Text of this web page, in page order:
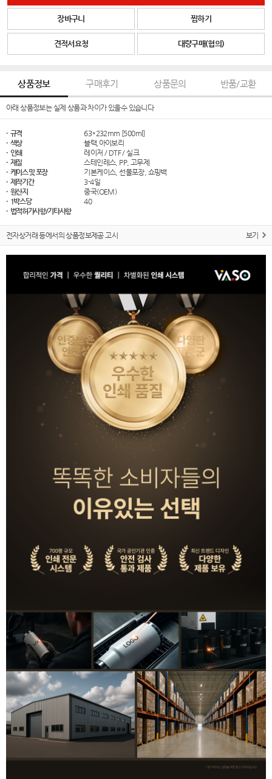
장바구니 찜하기
견적서요청 대량구매(협의)
상품정보 구매후기 상품문의 반품/교환
아래 상품정보는 실제 상품과 차이가 있을수 있습니다
· 규격
63*232mm [500ml]
· 색상
블랙,아이보리
· 인쇄
레이저 / DTF / 실크
· 재질
스테인레스, PP, 고무제
· 케이스 및 포장
기본케이스, 선물포장, 쇼핑백
· 제작기간
3-4일
· 원산지
중국(OEM)
· 1박스당
40
· 법적허가사항/기타사항
전자상거래 등에서의 상품정보제공 고시 보기